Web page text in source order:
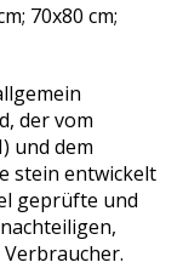
70x80 cm;
der vom
und dem
stein entwickelt
geprüfte und